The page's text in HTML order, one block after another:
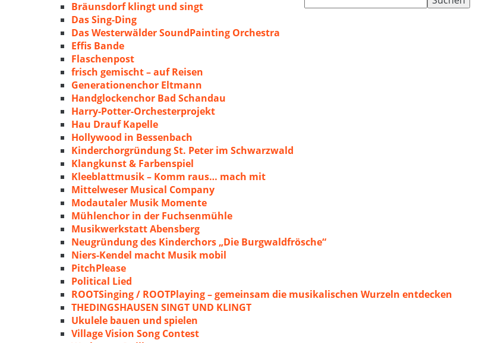
nach:
Bräunsdorf klingt und singt
Das Sing-Ding
Das Westerwälder SoundPainting Orchestra
Effis Bande
Flaschenpost
frisch gemischt – auf Reisen
Generationenchor Eltmann
Handglockenchor Bad Schandau
Harry-Potter-Orchesterprojekt
Hau Drauf Kapelle
Hollywood in Bessenbach
Kinderchorgründung St. Peter im Schwarzwald
Klangkunst & Farbenspiel
Kleeblattmusik – Komm raus… mach mit
Mittelweser Musical Company
Modautaler Musik Momente
Mühlenchor in der Fuchsenmühle
Musikwerkstatt Abensberg
Neugründung des Kinderchors „Die Burgwaldfrösche“
Niers-Kendel macht Musik mobil
PitchPlease
Political Lied
ROOTSinging / ROOTPlaying – gemeinsam die musikalischen Wurzeln entdecken
THEDINGSHAUSEN SINGT UND KLINGT
Ukulele bauen und spielen
Village Vision Song Contest